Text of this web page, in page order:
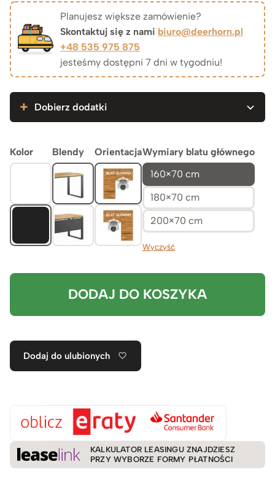
od
5.629zł
do
Planujesz większe zamówienie?
Skontaktuj się z nami biuro@deerhorn.pl
+48 535 975 875
jesteśmy dostępni 7 dni w tygodniu!
Dobierz dodatki
Kolor Blendy OrientacjaWymiary blatu głównego
160×70 cm
180×70 cm
200×70 cm
Wyczyść
DODAJ DO KOSZYKA
Dodaj do ulubionych
KALKULATOR LEASINGU ZNAJDZIESZ
PRZY WYBORZE FORMY PŁATNOŚCI